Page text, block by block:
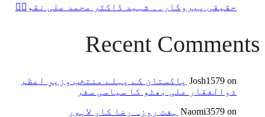
حقیقی پیروکار۔۔ شہید ڈاکٹر محمد علی نقویؒ
Recent Comments
Josh1579 on
پاکستان کے پہلے منتخب وزیرِ اعظم
ذوالفقار علی بھٹو کا سیاسی سفر
Naomi3579 on
ہفت روزہ رضا کار لاہور